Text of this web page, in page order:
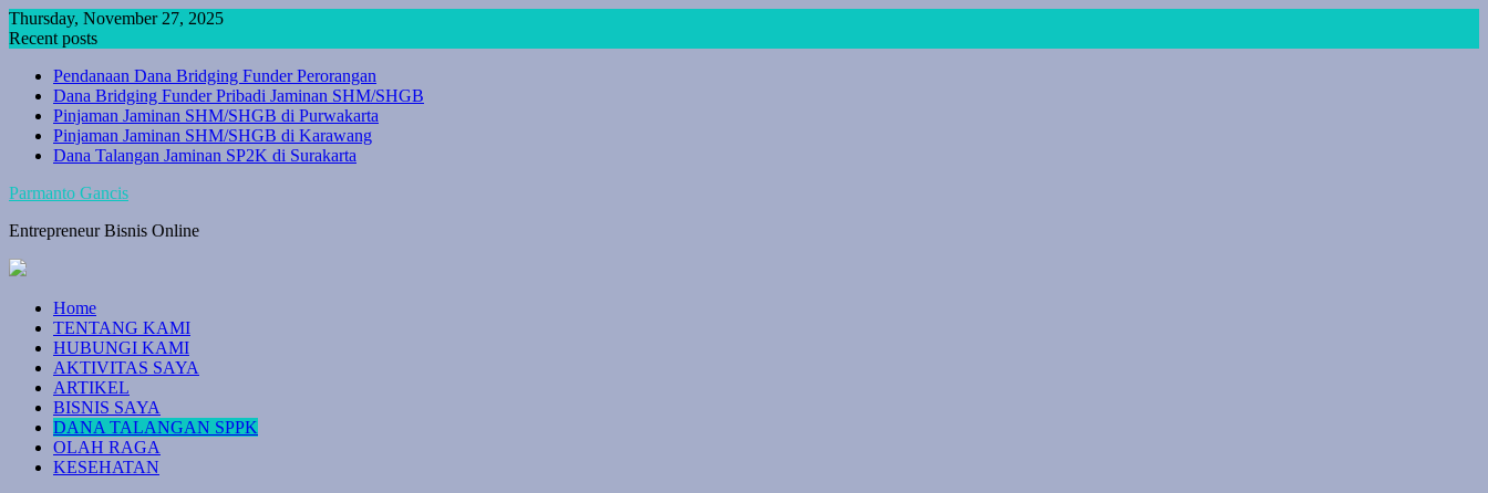
Skip
to
Thursday, November 27, 2025
Recent posts
Pendanaan Dana Bridging Funder Perorangan
Dana Bridging Funder Pribadi Jaminan SHM/SHGB
Pinjaman Jaminan SHM/SHGB di Purwakarta
Pinjaman Jaminan SHM/SHGB di Karawang
Dana Talangan Jaminan SP2K di Surakarta
Parmanto Gancis
Entrepreneur Bisnis Online
Home
TENTANG KAMI
HUBUNGI KAMI
AKTIVITAS SAYA
ARTIKEL
BISNIS SAYA
DANA TALANGAN SPPK
OLAH RAGA
KESEHATAN